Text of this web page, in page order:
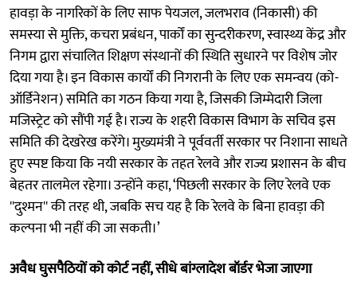
हावड़ा के नागरिकों के लिए साफ पेयजल, जलभराव (निकासी) की
समस्या से मुक्ति, कचरा प्रबंधन, पार्कों का सुन्दरीकरण, स्वास्थ्य केंद्र और
निगम द्वारा संचालित शिक्षण संस्थानों की स्थिति सुधारने पर विशेष जोर
दिया गया है। इन विकास कार्यों की निगरानी के लिए एक समन्वय (को-
ऑर्डिनेशन) समिति का गठन किया गया है, जिसकी जिम्मेदारी जिला
मजिस्ट्रेट को सौंपी गई है। राज्य के शहरी विकास विभाग के सचिव इस
समिति की देखरेख करेंगे। मुख्यमंत्री ने पूर्ववर्ती सरकार पर निशाना साधते
हुए स्पष्ट किया कि नयी सरकार के तहत रेलवे और राज्य प्रशासन के बीच
बेहतर तालमेल रहेगा। उन्होंने कहा, ‘पिछली सरकार के लिए रेलवे एक
''दुश्मन'' की तरह थी, जबकि सच यह है कि रेलवे के बिना हावड़ा की
कल्पना भी नहीं की जा सकती।’
अवैध घुसपैठियों को कोर्ट नहीं, सीधे बांग्लादेश बॉर्डर भेजा जाएगा